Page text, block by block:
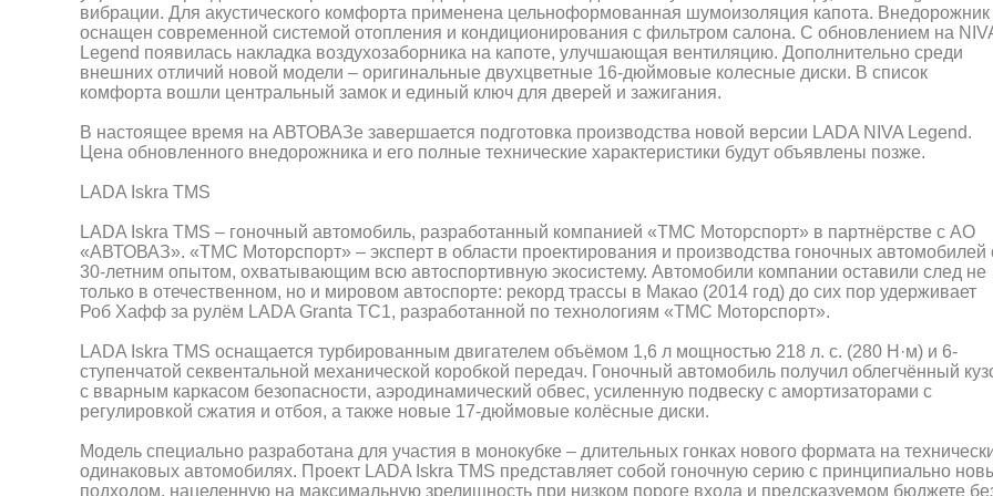
вибрации. Для акустического комфорта применена цельноформованная шумоизоляция капота. Внедорожник
оснащен современной системой отопления и кондиционирования с фильтром салона. С обновлением на
Legend появилась накладка воздухозаборника на капоте, улучшающая вентиляцию. Дополнительно среди
внешних отличий новой модели – оригинальные двухцветные 16-дюймовые колесные диски. В список
комфорта вошли центральный замок и единый ключ для дверей и зажигания.
В настоящее время на АВТОВАЗе завершается подготовка производства новой версии LADA NIVA Legend.
Цена обновленного внедорожника и его полные технические характеристики будут объявлены позже.
LADA Iskra TMS
LADA Iskra TMS – гоночный автомобиль, разработанный компанией «ТМС Моторспорт» в партнёрстве с АО
«АВТОВАЗ». «ТМС Моторспорт» – эксперт в области проектирования и производства гоночных автомобилей
30-летним опытом, охватывающим всю автоспортивную экосистему. Автомобили компании оставили след не
только в отечественном, но и мировом автоспорте: рекорд трассы в Макао (2014 год) до сих пор удерживает
Роб Хафф за рулём LADA Granta TC1, разработанной по технологиям «ТМС Моторспорт».
LADA Iskra TMS оснащается турбированным двигателем объёмом 1,6 л мощностью 218 л. с. (280 Н·м) и 6-
ступенчатой секвентальной механической коробкой передач. Гоночный автомобиль получил облегчённый
с вварным каркасом безопасности, аэродинамический обвес, усиленную подвеску с амортизаторами с
регулировкой сжатия и отбоя, а также новые 17-дюймовые колёсные диски.
Модель специально разработана для участия в монокубке – длительных гонках нового формата на
одинаковых автомобилях. Проект LADA Iskra TMS представляет собой гоночную серию с принципиально
подходом, нацеленную на максимальную зрелищность при низком пороге входа и предсказуемом бюджете